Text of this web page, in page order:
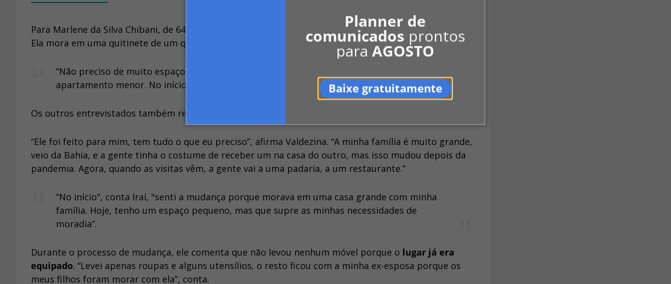
Planner de
comunicados prontos
paraAGOSTO
Baixe gratuitamente
Para Marlene da Silva Chibani, de 64 anos, o objetivo era realmente se mudar para um espaço menor.
Ela mora em uma quitinete de um quarto em Itaquera, Zona Leste da capital.
“Não preciso de muito espaço e aqui
apartamento menor. No início, a adaptação foi difícil, mas hoje não troco por nada.”
Os outros entrevistados também relatam que se acostumaram rápido com
“Ele foi feito para mim, tem tudo o que eu preciso”, afirma Valdezina. “A minha família é muito grande,
veio da Bahia, e a gente tinha o costume de receber um na casa do outro, mas isso mudou depois da
pandemia. Agora, quando as visitas vêm, a gente vai a uma padaria, a um restaurante.”
“No início", conta Iraí, "senti a mudança porque morava em uma casa grande com minha
família. Hoje, tenho um espaço pequeno, mas que supre as minhas necessidades de
moradia”.
Durante o processo de mudança, ele comenta que não levou nenhum móvel porque o lugar já era
equipado. “Levei apenas roupas e alguns utensílios, o resto ficou com a minha ex-esposa porque os
meus filhos foram morar com ela”, conta.